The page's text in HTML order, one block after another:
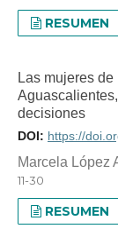
RESUMEN
Las mujeres
decisiones
DOI: https://
Marcela López
11-30
RESUMEN